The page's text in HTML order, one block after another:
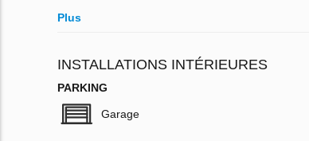
Plus
INSTALLATIONS INTÉRIEURES
PARKING
Garage